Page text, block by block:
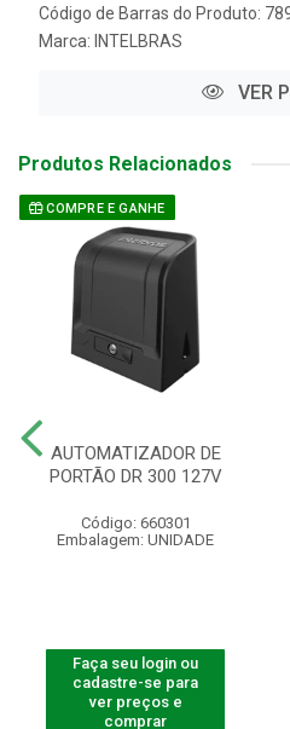
Código de Barras do Produto:
Marca: INTELBRAS
VER
Produtos Relacionados
COMPRE E GANHE
AUTOMATIZADOR DE
PORTÃO DR 300 127V
Código: 660301
Embalagem: UNIDADE
Faça seu login ou
cadastre-se para
ver preços e
comprar